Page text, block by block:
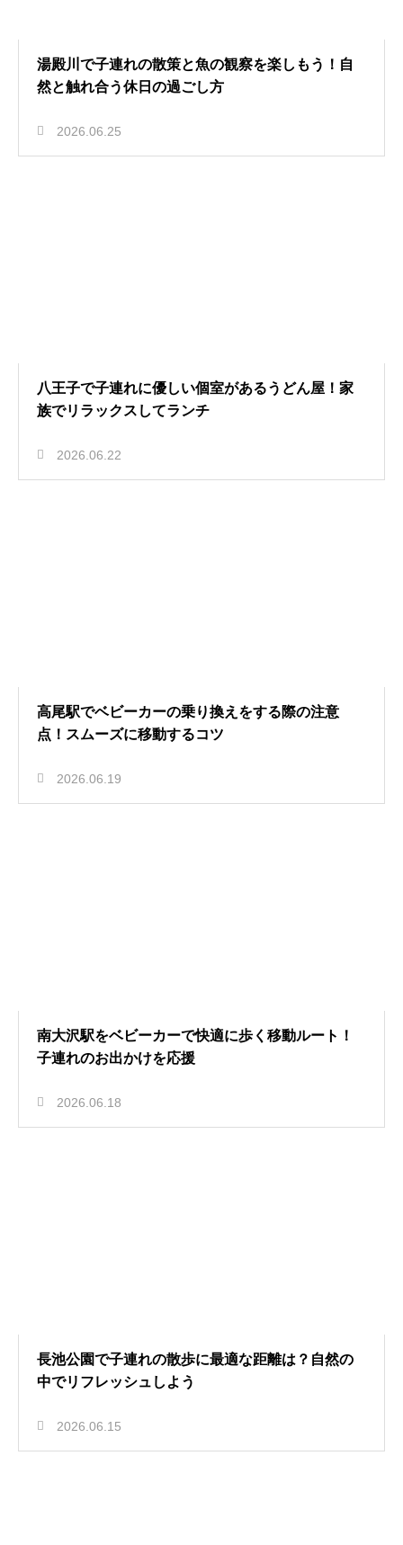
湯殿川で子連れの散策と魚の観察を楽しもう！自
然と触れ合う休日の過ごし方
2026.06.25
八王子で子連れに優しい個室があるうどん屋！家
族でリラックスしてランチ
2026.06.22
高尾駅でベビーカーの乗り換えをする際の注意
点！スムーズに移動するコツ
2026.06.19
南大沢駅をベビーカーで快適に歩く移動ルート！
子連れのお出かけを応援
2026.06.18
長池公園で子連れの散歩に最適な距離は？自然の
中でリフレッシュしよう
2026.06.15